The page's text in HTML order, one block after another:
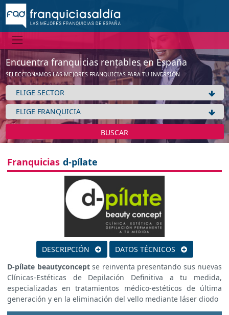
Encuentra franquicias rentables en España
SELECCIONAMOS LAS MEJORES FRANQUICIAS PARA TU INVERSIÓN
BUSCAR
Franquicias d-pílate
DESCRIPCIÓN
DATOS TÉCNICOS
D-pílate beautyconceptse reinventa presentando sus nuevas
Clínicas-Estéticas de Depilación Definitiva a tu medida,
especializadas en tratamientos médico-estéticos de última
generación y en la eliminación del vello mediante láser diodo
No tenemos información de la expansión de esta franquicia
Ver franquicias de Estética / Cosmética / Dietética
Aceptar